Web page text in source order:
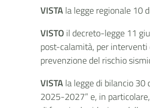
VISTAla legge regionale 10
VISTO il decreto-legge 11
post-calamità, per interventi
prevenzione del rischio
VISTAla legge di bilancio
2025-2027” e, in